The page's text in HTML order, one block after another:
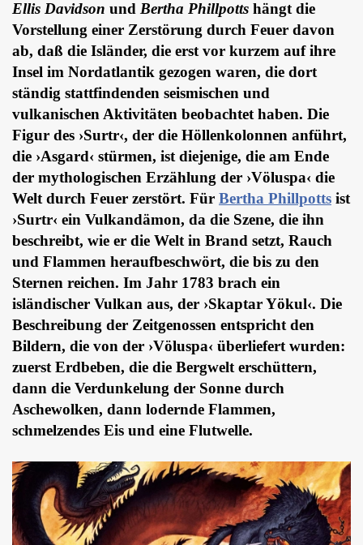
Ellis Davidson und Bertha Phillpotts hängt die
Vorstellung einer Zerstörung durch Feuer davon
ab, daß die Isländer, die erst vor kurzem auf ihre
Insel im Nordatlantik gezogen waren, die dort
ständig stattfindenden seismischen und
vulkanischen Aktivitäten beobachtet haben. Die
Figur des ›Surtr‹, der die Höllenkolonnen anführt,
die ›Asgard‹ stürmen, ist diejenige, die am Ende
der mythologischen Erzählung der ›Völuspa‹ die
Welt durch Feuer zerstört. Für Bertha Phillpotts ist
›Surtr‹ ein Vulkandämon, da die Szene, die ihn
beschreibt, wie er die Welt in Brand setzt, Rauch
und Flammen heraufbeschwört, die bis zu den
Sternen reichen. Im Jahr 1783 brach ein
isländischer Vulkan aus, der ›Skaptar Yökul‹. Die
Beschreibung der Zeitgenossen entspricht den
Bildern, die von der ›Völuspa‹ überliefert wurden:
zuerst Erdbeben, die die Bergwelt erschüttern,
dann die Verdunkelung der Sonne durch
Aschewolken, dann lodernde Flammen,
schmelzendes Eis und eine Flutwelle.